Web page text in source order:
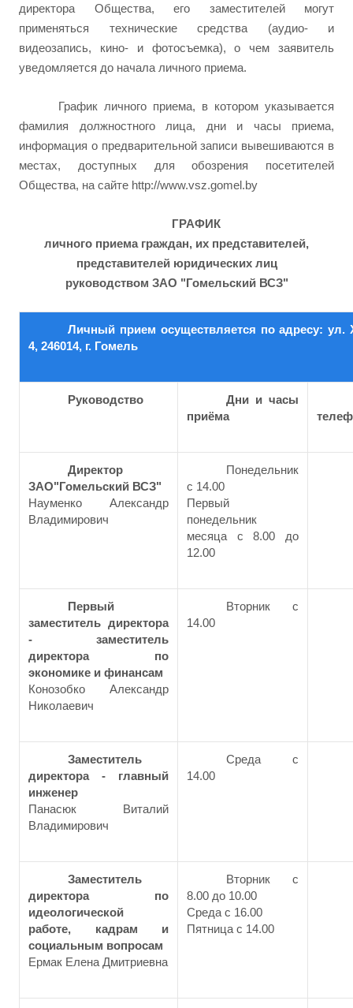
директора Общества, его заместителей могут
применяться технические средства (аудио- и
видеозапись, кино- и фотосъемка), о чем заявитель
уведомляется до начала личного приема.
График личного приема, в котором указывается
фамилия должностного лица, дни и часы приема,
информация о предварительной записи вывешиваются в
местах, доступных для обозрения посетителей
Общества, на сайте http://www.vsz.gomel.by
ГРАФИК
личного приема граждан, их представителей,
представителей юридических лиц
руководством ЗАО "Гомельский ВСЗ"
Личный прием осуществляется по адресу: ул.
4, 246014, г. Гомель
Руководство
Дни и часы
приёма
Директор
ЗАО"Гомельский ВСЗ"
Науменко Александр
Владимирович
Понедельник
с 14.00
Первый
понедельник
месяца с 8.00 до
12.00
Первый
заместитель директора
- заместитель
директора по
экономике и финансам
Конозобко Александр
Николаевич
Вторник с
14.00
Заместитель
директора - главный
инженер
Панасюк Виталий
Владимирович
Среда с
14.00
Заместитель
директора по
идеологической
работе, кадрам и
социальным вопросам
Ермак Елена Дмитриевна
Вторник с
8.00 до 10.00
Среда с 16.00
Пятница с 14.00